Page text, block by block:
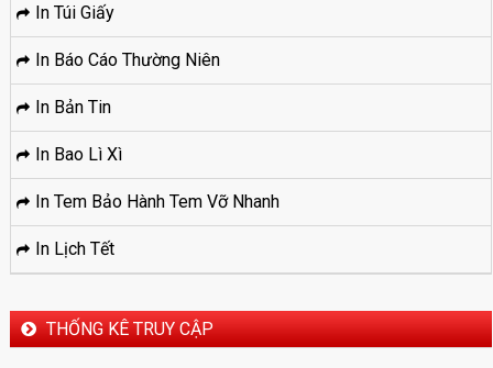
In Túi Giấy
In Báo Cáo Thường Niên
In Bản Tin
In Bao Lì Xì
In Tem Bảo Hành Tem Vỡ Nhanh
In Lịch Tết
THỐNG KÊ TRUY CẬP